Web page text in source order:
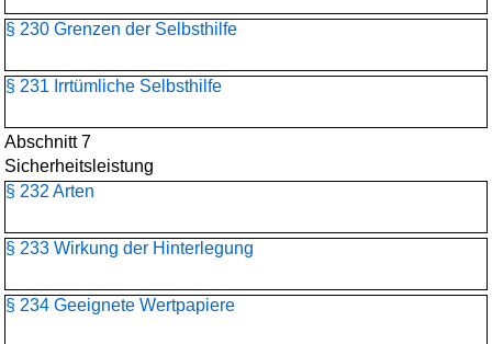
§ 230 Grenzen der Selbsthilfe
§ 231 Irrtümliche Selbsthilfe
Abschnitt 7
Sicherheitsleistung
§ 232 Arten
§ 233 Wirkung der Hinterlegung
§ 234 Geeignete Wertpapiere